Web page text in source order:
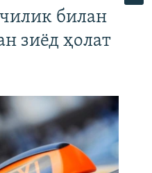
билан
зиёд ҳолат